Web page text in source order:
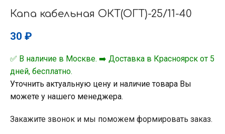
Капа кабельная ОКТ(ОГТ)-25/11-40
30 ₽
✅ В наличие в Москве. ➡️ Доставка в Красноярск от 5
дней, бесплатно.
Уточнить актуальную цену и наличие товара Вы
можете у нашего менеджера.
Закажите звонок и мы поможем формировать заказ.